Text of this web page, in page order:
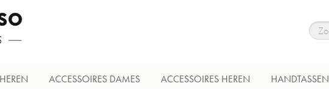
HEREN ACCESSOIRES DAMES ACCESSOIRES HEREN HANDTASSEN